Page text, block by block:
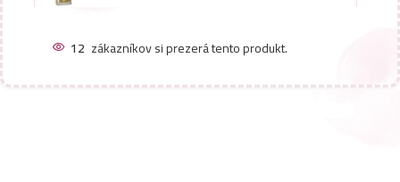
11,99€ 8,90€
12 zákazníkov si prezerá tento produkt.